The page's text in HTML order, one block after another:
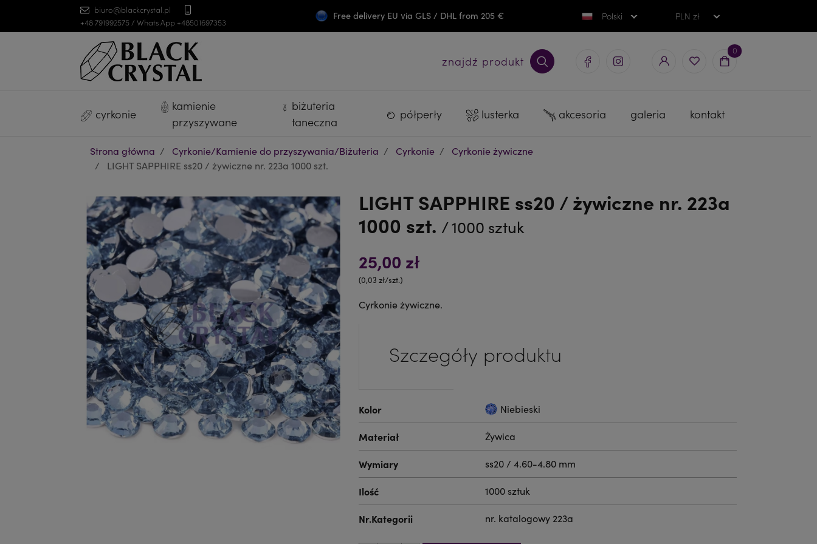
biuro@blackcrystal.pl
+48 791992575 / Whats App +48501697353
Free delivery EU via GLS / DHL from 205 € Polski PLN zł
znajdź produkt
0
cyrkonie
kamienie
przyszywane
biżuteria
taneczna
półperły lusterka akcesoria galeria kontakt
Strona główna Cyrkonie/Kamienie do przyszywania/Biżuteria Cyrkonie
Cyrkonie żywiczne
LIGHT SAPPHIRE ss20 / żywiczne nr. 223a 1000 szt.
LIGHT SAPPHIRE ss20 / żywiczne nr. 223a
1000 szt. / 1000 sztuk
25,00 zł
(0,03 zł/szt.)
Cyrkonie żywiczne.
Szczegóły produktu
Kolor Niebieski
Materiał Żywica
Wymiary ss20 / 4.60-4.80 mm
Ilość 1000 sztuk
Nr.Kategorii nr. katalogowy 223a